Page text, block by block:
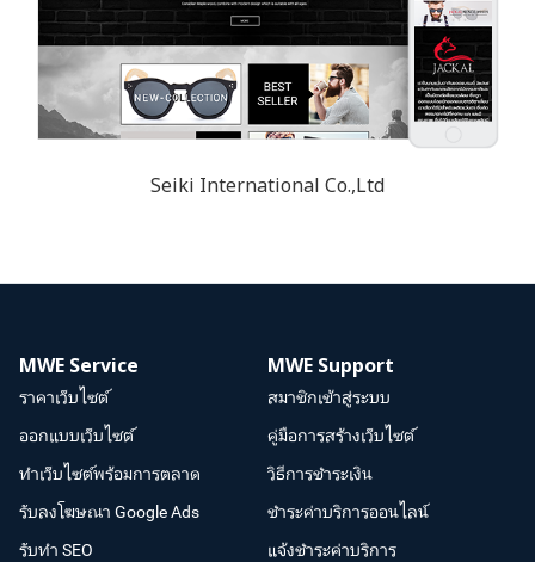
Seiki International Co.,Ltd
MWE Service
ราคาเว็บไซต์
ออกแบบเว็บไซต์
ทำเว็บไซต์พร้อมการตลาด
รับลงโฆษณา Google Ads
รับทำ SEO
MWE Support
สมาชิกเข้าสู่ระบบ
คู่มือการสร้างเว็บไซต์
วิธีการชำระเงิน
ชำระค่าบริการออนไลน์
แจ้งชำระค่าบริการ